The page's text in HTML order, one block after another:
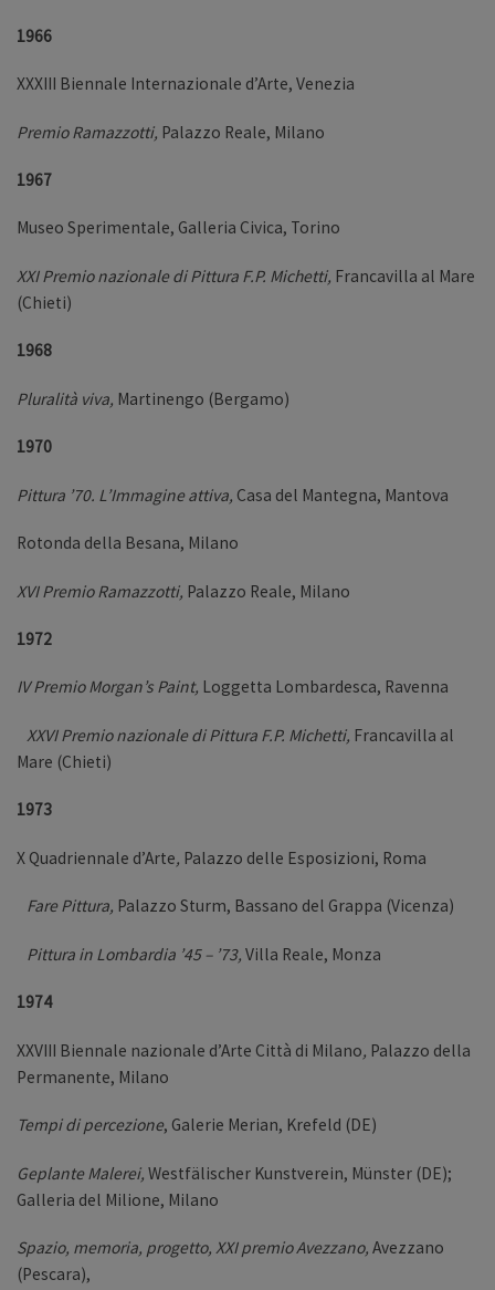
1966
XXXIII Biennale Internazionale d’Arte, Venezia
Premio Ramazzotti, Palazzo Reale, Milano
1967
Museo Sperimentale, Galleria Civica, Torino
XXI Premio nazionale di Pittura F.P. Michetti, Francavilla al Mare
(Chieti)
1968
Pluralità viva, Martinengo (Bergamo)
1970
Pittura ’70. L’Immagine attiva, Casa del Mantegna, Mantova
Rotonda della Besana, Milano
XVI Premio Ramazzotti, Palazzo Reale, Milano
1972
IV Premio Morgan’s Paint, Loggetta Lombardesca, Ravenna
XXVI Premio nazionale di Pittura F.P. Michetti, Francavilla al
Mare (Chieti)
1973
X Quadriennale d’Arte, Palazzo delle Esposizioni, Roma
Fare Pittura, Palazzo Sturm, Bassano del Grappa (Vicenza)
Pittura in Lombardia ’45 – ’73, Villa Reale, Monza
1974
XXVIII Biennale nazionale d’Arte Città di Milano, Palazzo della
Permanente, Milano
Tempi di percezione, Galerie Merian, Krefeld (DE)
Geplante Malerei, Westfälischer Kunstverein, Münster (DE);
Galleria del Milione, Milano
Spazio, memoria, progetto, XXI premio Avezzano, Avezzano
(Pescara),